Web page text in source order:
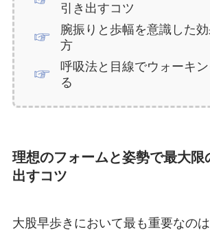
引き出すコツ
腕振りと歩幅を意識した
方
呼吸法と目線でウォーキ
る
理想のフォームと姿勢で最大限
出すコツ
大股早歩きにおいて最も重要なのは